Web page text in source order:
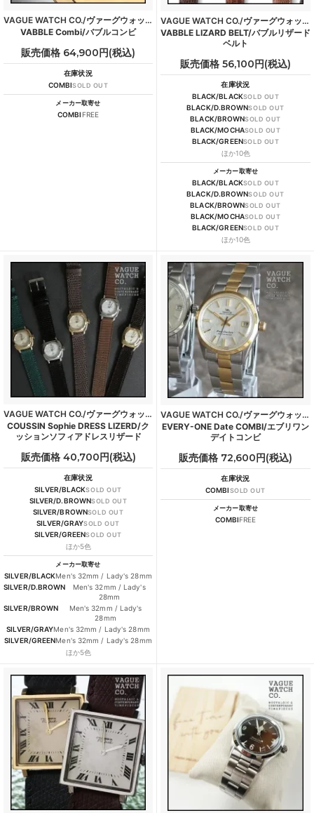
VAGUE WATCH CO./ヴァーグウォッチカンパニー
VABBLE Combi/バブルコンビ
販売価格 64,900円(税込)
在庫状況
COMBISOLD OUT
メーカー取寄せ
COMBI FREE
VAGUE WATCH CO./ヴァーグウォッチカンパニー
VABBLE LIZARD BELT/バブルリザード
ベルト
販売価格 56,100円(税込)
在庫状況
BLACK/BLACKSOLD OUT
BLACK/D.BROWNSOLD OUT
BLACK/BROWNSOLD OUT
BLACK/MOCHASOLD OUT
BLACK/GREENSOLD OUT
ほか10色
メーカー取寄せ
BLACK/BLACKSOLD OUT
BLACK/D.BROWNSOLD OUT
BLACK/BROWNSOLD OUT
BLACK/MOCHASOLD OUT
BLACK/GREENSOLD OUT
ほか10色
VAGUE WATCH CO./ヴァーグウォッチカンパニー
COUSSIN Sophie DRESS LIZERD/ク
ッションソフィアドレスリザード
販売価格 40,700円(税込)
在庫状況
SILVER/BLACKSOLD OUT
SILVER/D.BROWNSOLD OUT
SILVER/BROWNSOLD OUT
SILVER/GRAYSOLD OUT
SILVER/GREENSOLD OUT
ほか5色
メーカー取寄せ
SILVER/BLACKMen's 32mm / Lady's 28mm
SILVER/D.BROWN
Men's 32mm / Lady's
28mm
SILVER/BROWN
Men's 32mm / Lady's
28mm
SILVER/GRAYMen's 32mm / Lady's 28mm
SILVER/GREENMen's 32mm / Lady's 28mm
ほか5色
VAGUE WATCH CO./ヴァーグウォッチカンパニー
EVERY-ONE Date COMBI/エブリワン
デイトコンビ
販売価格 72,600円(税込)
在庫状況
COMBISOLD OUT
メーカー取寄せ
COMBIFREE